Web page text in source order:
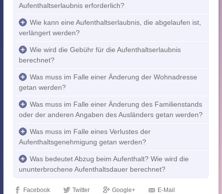
Aufenthaltserlaubnis erforderlich?
Wie kann eine Aufenthaltserlaubnis, die abgelaufen ist,
verlängert werden?
Wie wird die Gebühr für die Aufenthaltserlaubnis
berechnet?
Was muss im Falle einer Änderung der Wohnadresse
getan werden?
Was muss im Falle einer Änderung des Familienstands
oder der anderen Angaben des Ausländers getan werden?
Was muss im Falle eines Verlustes der
Aufenthaltsgenehmigung getan werden?
Was bedeutet Abzug beim Aufenthalt? Wie wird die
ununterbrochene Aufenthaltsdauer berechnet?
Facebook Twitter Google+ E-Mail